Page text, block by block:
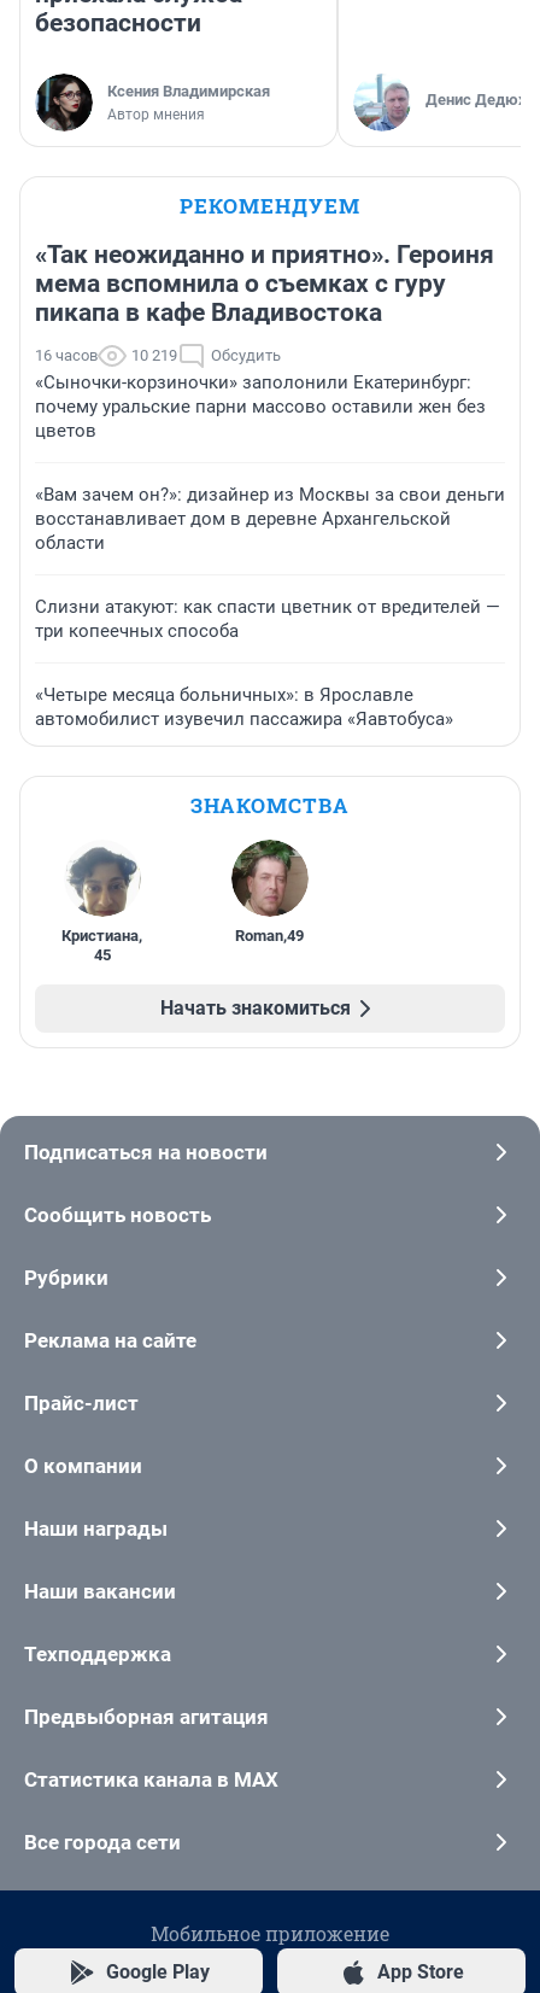
безопасности
Ксения Владимирская
Автор мнения
Денис
РЕКОМЕНДУЕМ
«Так неожиданно и приятно». Героиня
мема вспомнила о съемках с гуру
пикапа в кафе Владивостока
16 часов 10 219 Обсудить
«Сыночки-корзиночки» заполонили Екатеринбург:
почему уральские парни массово оставили жен без
цветов
«Вам зачем он?»: дизайнер из Москвы за свои деньги
восстанавливает дом в деревне Архангельской
области
Слизни атакуют: как спасти цветник от вредителей —
три копеечных способа
«Четыре месяца больничных»: в Ярославле
автомобилист изувечил пассажира «Яавтобуса»
ЗНАКОМСТВА
Кристиана,
45
Roman,49
Начать знакомиться
Подписаться на новости
Сообщить новость
Рубрики
Реклама на сайте
Прайс-лист
О компании
Наши награды
Наши вакансии
Техподдержка
Предвыборная агитация
Статистика канала в MAX
Все города сети
Мобильное приложение
Google Play App Store